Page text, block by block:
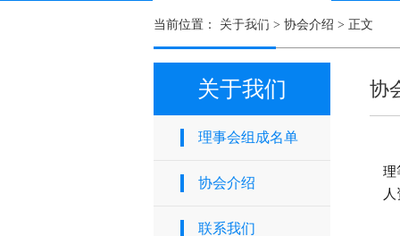
关于我们
当前位置： 关于我们 > 协会介绍 > 正文
关于我们
理事会组成名单
协会介绍
联系我们
协
理